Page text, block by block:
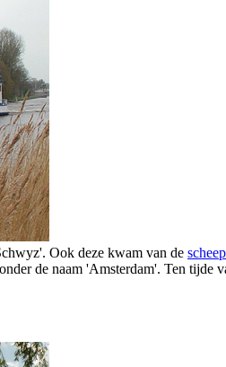
Ook deze kwam van de
de naam 'Amsterdam'. Ten